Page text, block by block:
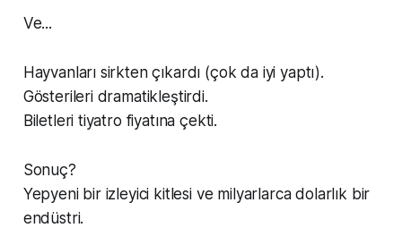
Ve...
Hayvanları sirkten çıkardı (çok da iyi yaptı).
Gösterileri dramatikleştirdi.
Biletleri tiyatro fiyatına çekti.
Sonuç?
Yepyeni bir izleyici kitlesi ve milyarlarca dolarlık bir
endüstri.